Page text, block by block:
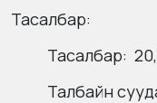
Тасалбар:
Тасалбар:
Талбайн